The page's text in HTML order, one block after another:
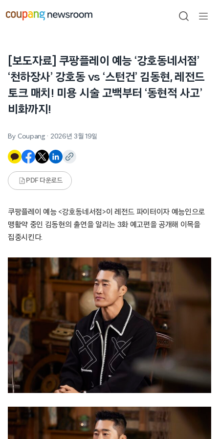
건너뛰기
검색
[보도자료] 쿠팡플레이 예능 ‘강호동네서점’
‘천하장사’ 강호동 vs ‘스턴건’ 김동현, 레전드
토크 매치! 미용 시술 고백부터 ‘동현적 사고’
비화까지!
By Coupang · 2026년 3월 19일
PDF 다운로드
쿠팡플레이 예능 <강호동네서점>이 레전드 파이터이자 예능인으로
맹활약 중인 김동현의 출연을 알리는 3화 예고편을 공개해 이목을
집중시킨다.